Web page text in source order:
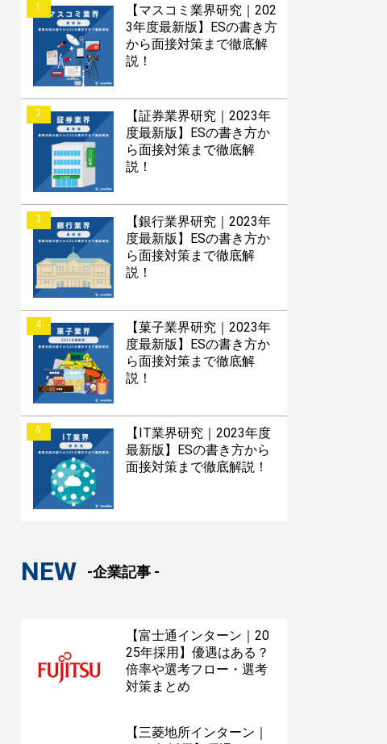
1
【マスコミ業界研究｜202
3年度最新版】ESの書き方
から面接対策まで徹底解
説！
2
【証券業界研究｜2023年
度最新版】ESの書き方か
ら面接対策まで徹底解
説！
3
【銀行業界研究｜2023年
度最新版】ESの書き方か
ら面接対策まで徹底解
説！
4
【菓子業界研究｜2023年
度最新版】ESの書き方か
ら面接対策まで徹底解
説！
5
【IT業界研究｜2023年度
最新版】ESの書き方から
面接対策まで徹底解説！
NEW -企業記事 -
【富士通インターン｜20
25年採用】優遇はある？
倍率や選考フロー・選考
対策まとめ
【三菱地所インターン｜